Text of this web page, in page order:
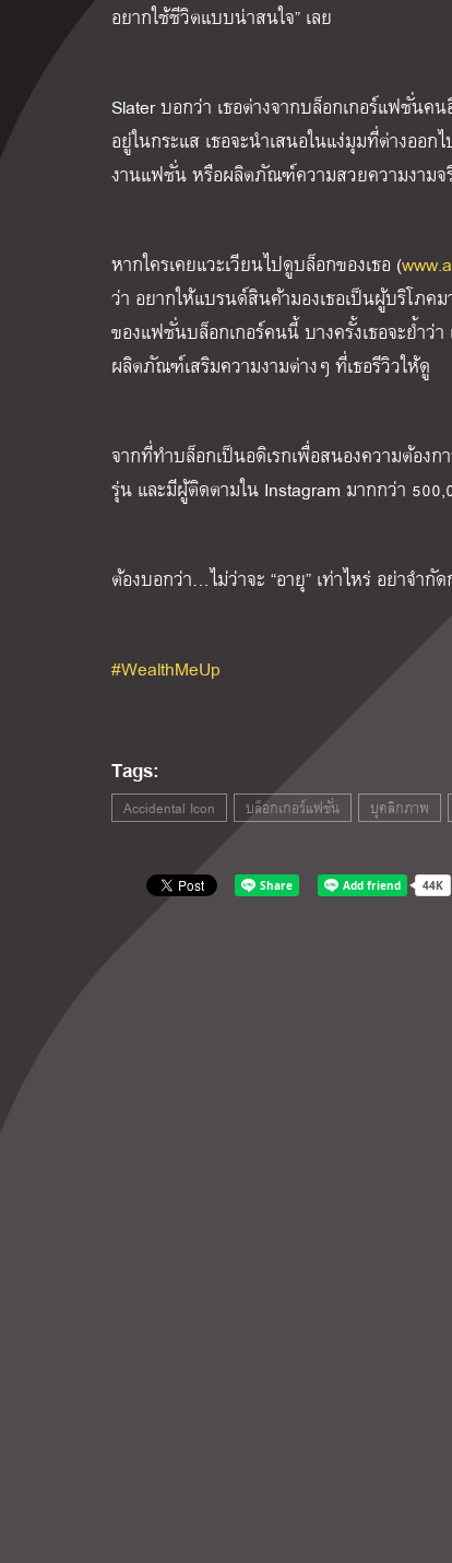
อยากใช้ชีวิตแบบน่าสนใจ” เลย
Slater บอกว่า เธอต่างจากบล็อกเกอร์แฟชั่นค
อยู่ในกระแส เธอจะนำเสนอในแง่มุมที่ต่างออ
งานแฟชั่น หรือผลิตภัณฑ์ความสวยความงามจริ
หากใครเคยแวะเวียนไปดูบล็อกของเธอ (
ว่า อยากให้แบรนด์สินค้ามองเธอเป็นผู้บริโภ
ของแฟชั่นบล็อกเกอร์คนนี้ บางครั้งเธอจะย้ำว่
ผลิตภัณฑ์เสริมความงามต่างๆ ที่เธอรีวิวให้ดู
จากที่ทำบล็อกเป็นอดิเรกเพื่อสนองความต้อง
รุ่น และมีผู้ติดตามใน Instagram มากกว่า
ต้องบอกว่า…ไม่ว่าจะ “อายุ” เท่าไหร่ อย่าจำ
#WealthMeUp
Tags:
Accidental Icon บล็อกเกอร์แฟชั่น บุคลิกภาพ